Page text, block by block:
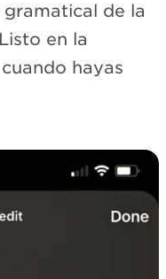
de la
en la
hayas